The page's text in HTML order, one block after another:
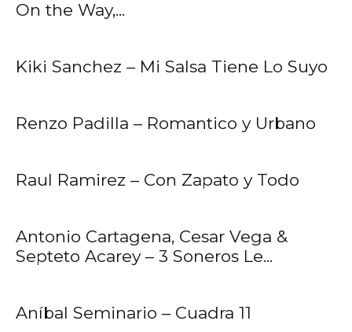
On the Way,...
Kiki Sanchez – Mi Salsa Tiene Lo Suyo
Renzo Padilla – Romantico y Urbano
Raul Ramirez – Con Zapato y Todo
Antonio Cartagena, Cesar Vega &
Septeto Acarey – 3 Soneros Le...
Aníbal Seminario – Cuadra 11